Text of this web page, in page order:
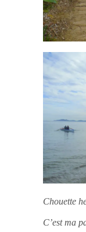
Chouette
C’est ma